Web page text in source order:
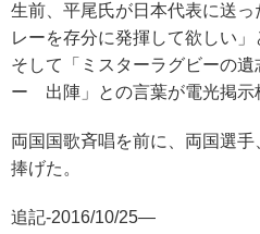
生前、平尾氏が日本代表に送
レーを存分に発揮して欲しい」
そして「ミスターラグビーの
ー 出陣」との言葉が電光掲示
両国国歌斉唱を前に、両国選
捧げた。
追記-2016/10/25—